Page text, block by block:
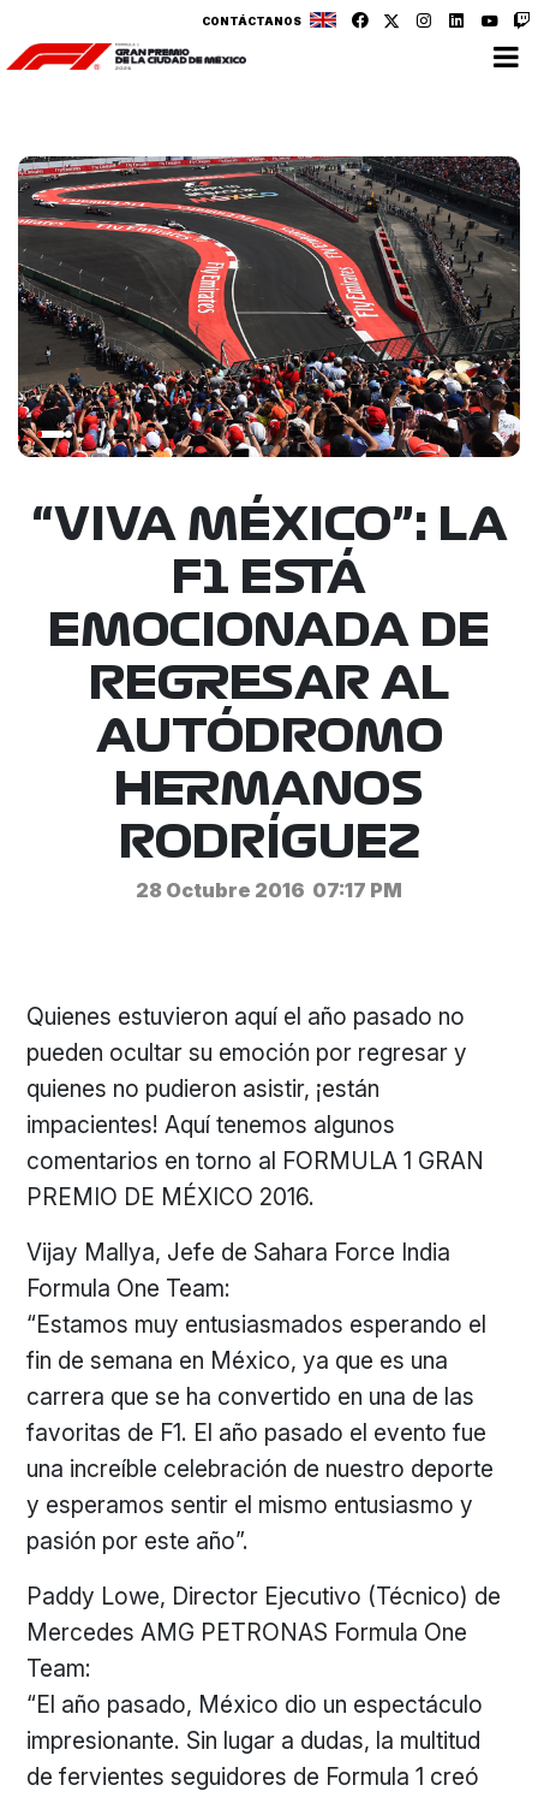
CONTÁCTANOS
“VIVA MÉXICO”: LA
F1 ESTÁ
EMOCIONADA DE
REGRESAR AL
AUTÓDROMO
HERMANOS
RODRÍGUEZ
28 Octubre 2016 07:17 PM
Quienes estuvieron aquí el año pasado no
pueden ocultar su emoción por regresar y
quienes no pudieron asistir, ¡están
impacientes! Aquí tenemos algunos
comentarios en torno al FORMULA 1 GRAN
PREMIO DE MÉXICO 2016.
Vijay Mallya, Jefe de Sahara Force India
Formula One Team:
“Estamos muy entusiasmados esperando el
fin de semana en México, ya que es una
carrera que se ha convertido en una de las
favoritas de F1. El año pasado el evento fue
una increíble celebración de nuestro deporte
y esperamos sentir el mismo entusiasmo y
pasión por este año”.
Paddy Lowe, Director Ejecutivo (Técnico) de
Mercedes AMG PETRONAS Formula One
Team:
“El año pasado, México dio un espectáculo
impresionante. Sin lugar a dudas, la multitud
de fervientes seguidores de Formula 1 creó